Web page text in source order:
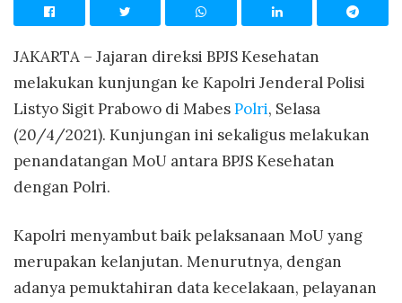
JAKARTA – Jajaran direksi BPJS Kesehatan
melakukan kunjungan ke Kapolri Jenderal Polisi
Listyo Sigit Prabowo di MabesPolri, Selasa
(20/4/2021). Kunjungan ini sekaligus melakukan
penandatangan MoU antara BPJS Kesehatan
dengan Polri.
Kapolri menyambut baik pelaksanaan MoU yang
merupakan kelanjutan. Menurutnya, dengan
adanya pemuktahiran data kecelakaan, pelayanan